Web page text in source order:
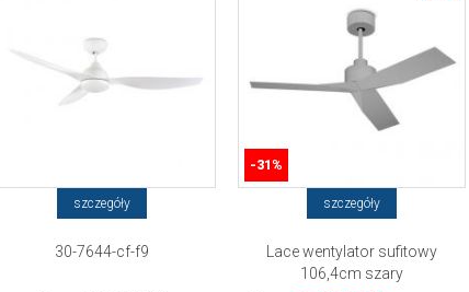
szczegóły
30-7644-cf-f9
-31%
szczegóły
Lace wentylator sufitowy
106,4cm szary